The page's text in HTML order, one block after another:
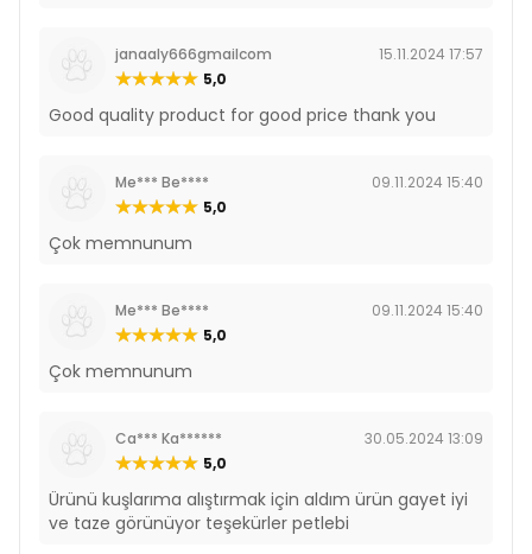
janaaly666gmailcom
15.11.2024 17:57
5,0
Good quality product for good price thank you
Me*** Be****
09.11.2024 15:40
5,0
Çok memnunum
Me*** Be****
09.11.2024 15:40
5,0
Çok memnunum
Ca*** Ka******
30.05.2024 13:09
5,0
Ürünü kuşlarıma alıştırmak için aldım ürün gayet iyi
ve taze görünüyor teşekürler petlebi